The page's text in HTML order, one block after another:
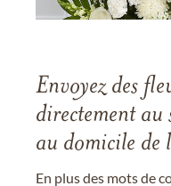
Envoyez des
directement au
au domicile de
En plus des mots de